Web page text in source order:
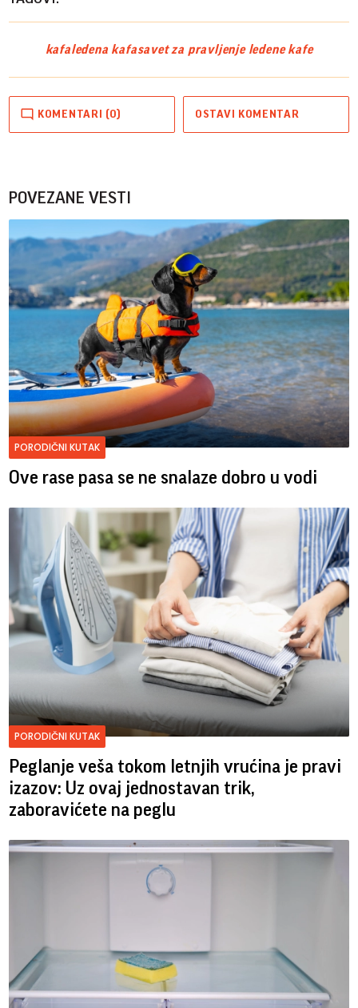
kafaledena kafasavet za pravljenje ledene kafe
KOMENTARI (0) OSTAVI KOMENTAR
POVEZANE VESTI
PORODIČNI KUTAK
Ove rase pasa se ne snalaze dobro u vodi
PORODIČNI KUTAK
Peglanje veša tokom letnjih vrućina je pravi
izazov: Uz ovaj jednostavan trik,
zaboravićete na peglu